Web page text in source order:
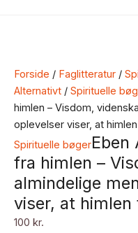
Forside / Faglitteratur /
Alternativt / Spirituelle
himlen – Visdom,
oplevelser viser, at
Spirituelle bøgerEben
fra himlen –
almindelige
viser, at himlen
100 kr.